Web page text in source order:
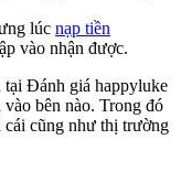
lúc nạp tiền
vào nhận được.
tại Đánh giá happyluke
bên nào. Trong đó
cái cũng như thị trường